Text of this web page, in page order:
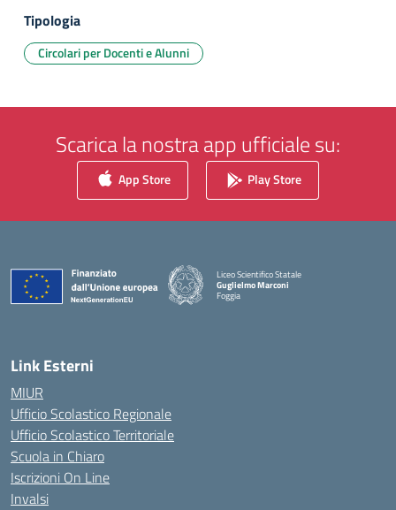
Tipologia
Circolari per Docenti e Alunni
Scarica la nostra app ufficiale su:
App Store Play Store
Liceo Scientifico Statale
Guglielmo Marconi
Foggia
— Visita la pagina iniziale della scuola
Link Esterni
MIUR
Ufficio Scolastico Regionale
Ufficio Scolastico Territoriale
Scuola in Chiaro
Iscrizioni On Line
Invalsi